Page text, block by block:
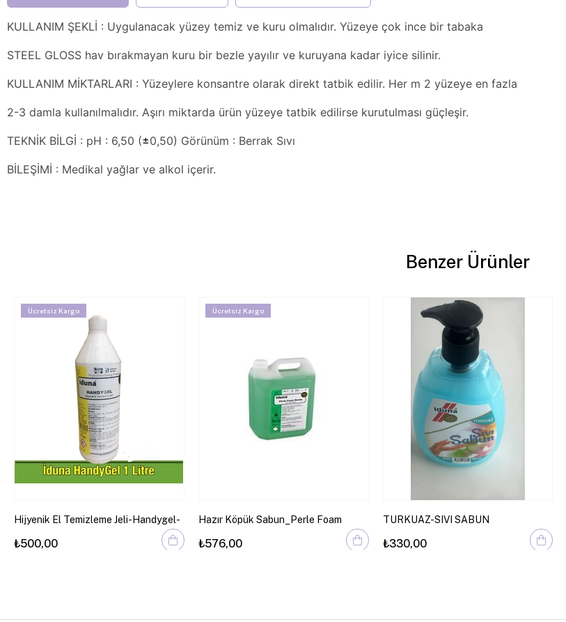
KULLANIM ŞEKLİ : Uygulanacak yüzey temiz ve kuru olmalıdır. Yüzeye çok ince bir tabaka
STEEL GLOSS hav bırakmayan kuru bir bezle yayılır ve kuruyana kadar iyice silinir.
KULLANIM MİKTARLARI : Yüzeylere konsantre olarak direkt tatbik edilir. Her m 2 yüzeye en fazla
2-3 damla kullanılmalıdır. Aşırı miktarda ürün yüzeye tatbik edilirse kurutulması güçleşir.
TEKNİK BİLGİ : pH : 6,50 (±0,50) Görünüm : Berrak Sıvı
BİLEŞİMİ : Medikal yağlar ve alkol içerir.
Benzer Ürünler
Hijyenik El Temizleme Jeli-Handygel-
₺500,00
Ücretsiz Kargo
Hazır Köpük Sabun_Perle Foam
₺576,00
Ücretsiz Kargo
TURKUAZ-SIVI SABUN
₺330,00